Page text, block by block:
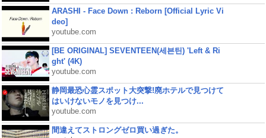
ARASHI - Face Down : Reborn [Official Lyric Vi
deo]
youtube.com
[BE ORIGINAL] SEVENTEEN(세븐틴) 'Left & Ri
ght' (4K)
youtube.com
静岡最恐心霊スポット大突撃!廃ホテルで見つけて
はいけないモノを見つけ...
youtube.com
間違えてストロングゼロ買い過ぎた。